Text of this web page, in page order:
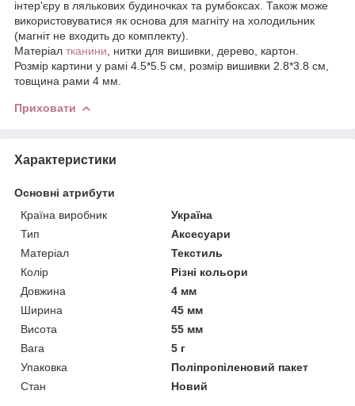
інтер'єру в лялькових будиночках та румбоксах. Також може
використовуватися як основа для магніту на холодильник
(магніт не входить до комплекту).
Матеріал тканини , нитки для вишивки, дерево, картон.
Розмір картини у рамі 4.5*5.5 см, розмір вишивки 2.8*3.8 см,
товщина рами 4 мм.
Приховати
Характеристики
Основні атрибути
Країна виробник
Україна
Тип
Аксесуари
Матеріал
Текстиль
Колір
Різні кольори
Довжина
4 мм
Ширина
45 мм
Висота
55 мм
Вага
5 г
Упаковка
Поліпропіленовий пакет
Стан
Новий